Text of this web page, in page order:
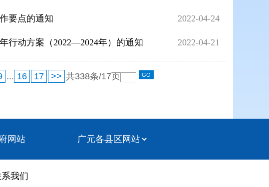
要点的通知 2022-04-24
行动方案（2022—2024年）的通知 2022-04-21
... 16 17 >> 共338条/17页
网站
我们